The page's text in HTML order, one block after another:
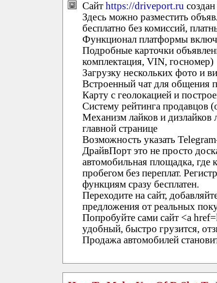
Сайт https://driveport.ru
Здесь можно разместить
бесплатно без комиссий,
Функционал платформы
Подробные карточки
комплектация, VIN, госномер)
Загрузку нескольких фото и
Встроенный чат для общения
Карту с геолокацией и
Систему рейтинга продавцов
Механизм лайков и
главной странице
Возможность указать
ДрайвПорт это не просто
автомобильная площадка, где
пробегом без переплат.
функциям сразу бесплатен.
Переходите на сайт,
предложения от реальных
Попробуйте сами сайт <a href=
удобный, быстро грузится,
Продажа автомобилей